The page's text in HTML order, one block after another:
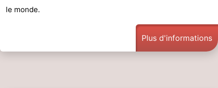
Terrains
-
le monde.
Plus d'informations